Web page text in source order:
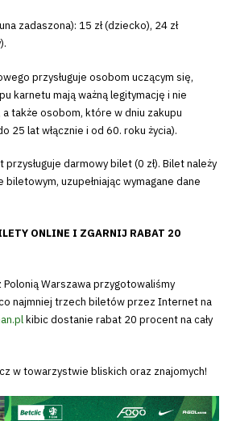
zadaszona): 15 zł (dziecko), 24 zł
przysługuje osobom uczącym się,
karnetu mają ważną legitymację i nie
a także osobom, które w dniu zakupu
25 lat włącznie i od 60. roku życia).
darmowy bilet (0 zł). Bilet należy
uzupełniając wymagane dane
ONLINE I ZGARNIJ RABAT 20
Polonią Warszawa przygotowaliśmy
najmniej trzech biletów przez Internet na
kibic dostanie rabat 20 procent na cały
w towarzystwie bliskich oraz znajomych!